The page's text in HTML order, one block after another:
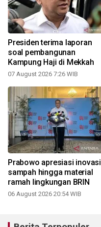
Presiden terima laporan
soal pembangunan
Kampung Haji di Mekkah
07 August 2026 7:26 WIB
Prabowo apresiasi inovasi
sampah hingga material
ramah lingkungan BRIN
06 August 2026 20:54 WIB